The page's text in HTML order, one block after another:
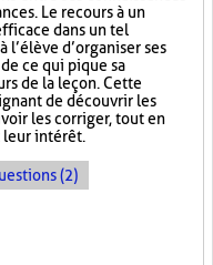
Le recours à un
dans un tel
l’élève d’organiser ses
ce qui pique sa
de la leçon. Cette
de découvrir les
les corriger, tout en
leur intérêt.
(2)